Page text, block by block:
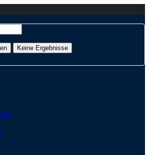
Keine Ergebnisse